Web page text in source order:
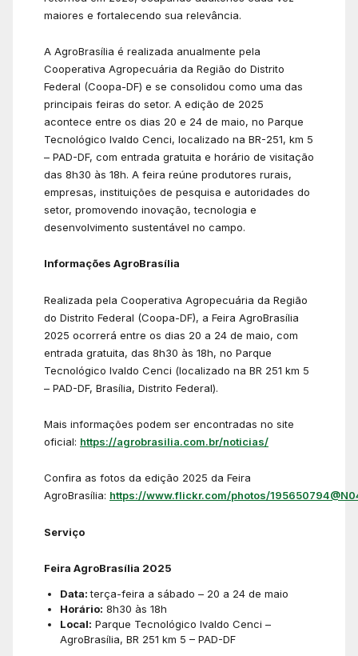
maiores e fortalecendo sua relevância.
A AgroBrasília é realizada anualmente pela
Cooperativa Agropecuária da Região do Distrito
Federal (Coopa-DF) e se consolidou como uma das
principais feiras do setor. A edição de 2025
acontece entre os dias 20 e 24 de maio, no Parque
Tecnológico Ivaldo Cenci, localizado na BR-251, km 5
– PAD-DF, com entrada gratuita e horário de visitação
das 8h30 às 18h. A feira reúne produtores rurais,
empresas, instituições de pesquisa e autoridades do
setor, promovendo inovação, tecnologia e
desenvolvimento sustentável no campo.
Informações AgroBrasília
Realizada pela Cooperativa Agropecuária da Região
do Distrito Federal (Coopa-DF), a Feira AgroBrasília
2025 ocorrerá entre os dias 20 a 24 de maio, com
entrada gratuita, das 8h30 às 18h, no Parque
Tecnológico Ivaldo Cenci (localizado na BR 251 km 5
– PAD-DF, Brasília, Distrito Federal).
Mais informações podem ser encontradas no site
oficial: https://agrobrasilia.com.br/noticias/
Confira as fotos da edição 2025 da Feira
AgroBrasília: https://www.flickr.com/photos/
Serviço
Feira AgroBrasília 2025
Data:terça-feira a sábado – 20 a 24 de maio
Horário: 8h30 às 18h
Local: Parque Tecnológico Ivaldo Cenci –
AgroBrasília, BR 251 km 5 – PAD-DF